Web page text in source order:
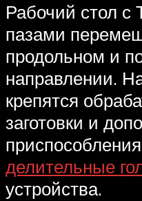
Рабочий стол с
пазами
продольном и
направлении.
крепятся
заготовки и
делительные
устройства.